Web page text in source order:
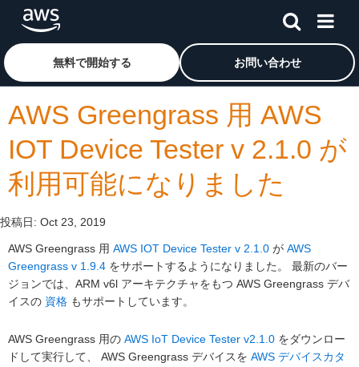
メインコンテンツに移動
アマゾン ウェブ サービスのホームページに戻るには、こ
無料で開始する お問い合わせ
AWS Greengrass 用 AWS
IOT Device Tester v 2.1.0 が
利用可能になりました
投稿日: Oct 23, 2019
AWS Greengrass 用 AWS IOT Device Tester v 2.1.0 が AWS
Greengrass v 1.9.4 をサポートするようになりました。 最新のバー
ジョンでは、ARM v6l アーキテクチャをもつ AWS Greengrass デバ
イスの 資格 もサポートしています。
AWS Greengrass 用の AWS IoT Device Tester v2.1.0 をダウンロー
ドして実行して、 AWS Greengrass デバイスを AWS デバイスカタ